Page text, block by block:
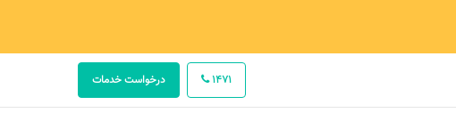
درخواست خدمات 1471